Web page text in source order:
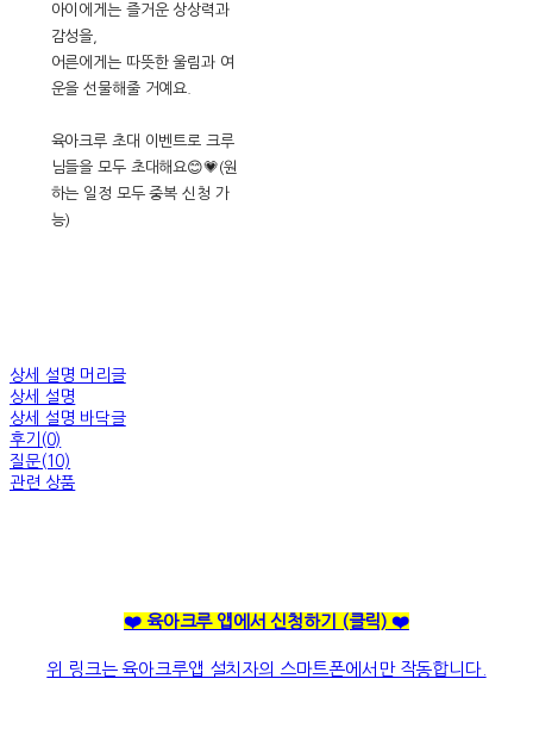
아이에게는 즐거운 상상력과
감성을,
어른에게는 따뜻한 울림과 여
운을 선물해줄 거예요.
육아크루 초대 이벤트로 크루
님들을 모두 초대해요😊💗(원
하는 일정 모두 중복 신청 가
능)
상세 설명 머리글
상세 설명
상세 설명 바닥글
후기(0)
질문(10)
관련 상품
❤️ 육아크루 앱에서 신청하기 (클릭) ❤️
위 링크는 육아크루앱 설치자의 스마트폰에서만 작동합니다.